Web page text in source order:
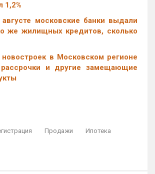
1,2%
московские банки выдали
же жилищных кредитов, сколько
в Московском регионе
и другие замещающие
Продажи
Ипотека